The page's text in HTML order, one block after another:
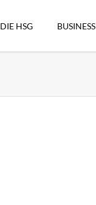
DIE HSG BUSINESS